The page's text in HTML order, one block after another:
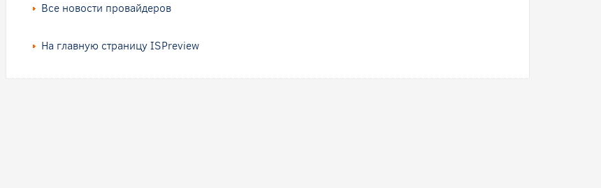
Все новости провайдеров
На главную страницу ISPreview